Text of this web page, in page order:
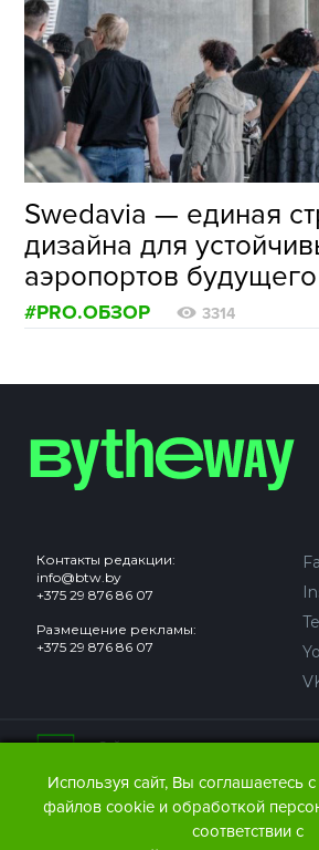
Swedavia — единая
дизайна для
аэропортов будущего
#PRO.ОБЗОР 3314
Контакты редакции:
info@btw.by
+375 29 876 86 07
Размещение рекламы:
+375 29 876 86 07
Сайт может содержать контент,
© 2016 – 2026 ООО
Используя сайт, Вы соглашаетесь
файлов cookie и обработкой
соответствии с